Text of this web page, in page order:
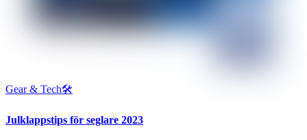
Gear & Tech🛠
Julklappstips för seglare 2023